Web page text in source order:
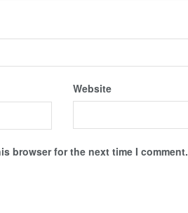
Website
browser for the next time I comment.